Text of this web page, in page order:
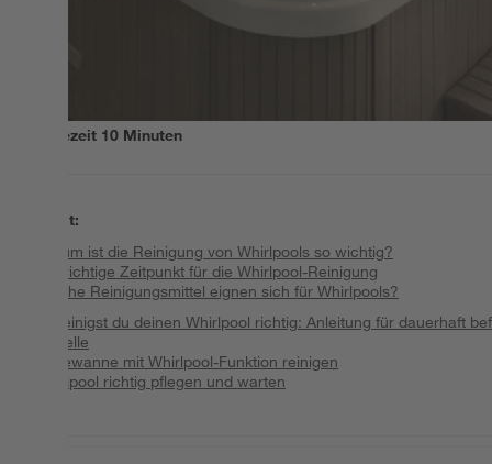
Lesezeit 10 Minuten
Inhalt:
Warum ist die Reinigung von Whirlpools so wichtig?
Der richtige Zeitpunkt für die Whirlpool-Reinigung
Welche Reinigungsmittel eignen sich für Whirlpools?
So reinigst du deinen Whirlpool richtig: Anleitung für dauerhaft
Modelle
Badewanne mit Whirlpool-Funktion reinigen
Whirlpool richtig pflegen und warten